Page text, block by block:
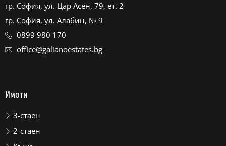
гр. София, ул. Цар Асен, 79, ет. 2
гр. София, ул. Алабин, № 9
0899 980 170
office@galianoestates.bg
Имоти
3-стаен
2-стаен